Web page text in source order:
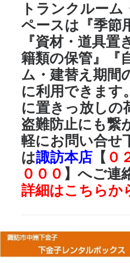
トランクルー
ペースは 『季節
『資材・道具置
籍類の保管』『
ム・建替え期間
に利用できます
に置きっ放しの
盗難防止にも繋
軽にお問い合せ
は諏訪本店 【 ０
０００ 】へご連
詳細はこちらか